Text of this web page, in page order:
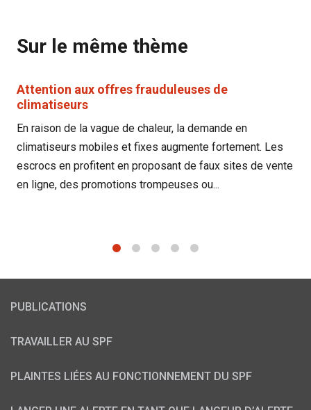
Sur le même thème
Attention aux offres frauduleuses de
climatiseurs
En raison de la vague de chaleur, la demande en
climatiseurs mobiles et fixes augmente fortement. Les
escrocs en profitent en proposant de faux sites de vente
en ligne, des promotions trompeuses ou...
PUBLICATIONS
TRAVAILLER AU SPF
PLAINTES LIÉES AU FONCTIONNEMENT DU SPF